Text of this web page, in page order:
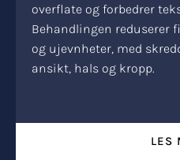
overflate og forbedrer
Behandlingen reduserer
og ujevnheter, med
ansikt, hals og kropp.
LES